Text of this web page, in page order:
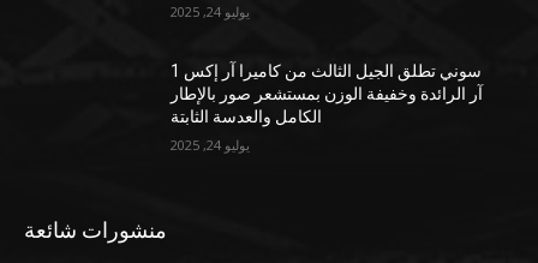
يوليو 24, 2025
سوني تطلق الجيل الثالث من كاميرا آر إكس 1
آر الرائدة وخفيفة الوزن بمستشعر صور بالإطار
الكامل والعدسة الثابتة
يوليو 24, 2025
منشورات شائعة